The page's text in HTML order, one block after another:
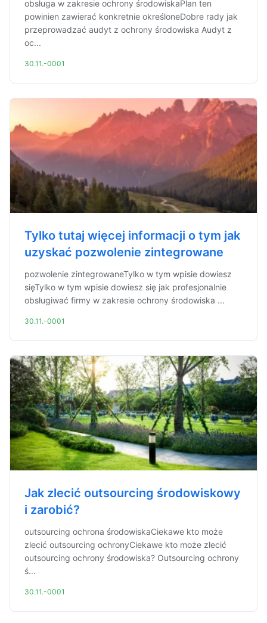
obsługa w zakresie ochrony środowiskaPlan ten
powinien zawierać konkretnie określoneDobre rady jak
przeprowadzać audyt z ochrony środowiska Audyt z
oc...
30.11.-0001
Tylko tutaj więcej informacji o tym jak
uzyskać pozwolenie zintegrowane
pozwolenie zintegrowaneTylko w tym wpisie dowiesz
sięTylko w tym wpisie dowiesz się jak profesjonalnie
obsługiwać firmy w zakresie ochrony środowiska ...
30.11.-0001
Jak zlecić outsourcing środowiskowy
i zarobić?
outsourcing ochrona środowiskaCiekawe kto może
zlecić outsourcing ochronyCiekawe kto może zlecić
outsourcing ochrony środowiska? Outsourcing ochrony
ś...
30.11.-0001